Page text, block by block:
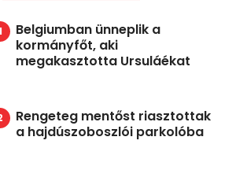
Belgiumban ünneplik a
kormányfőt, aki
megakasztotta Ursuláékat
Rengeteg mentőst riasztottak
a hajdúszoboszlói parkolóba